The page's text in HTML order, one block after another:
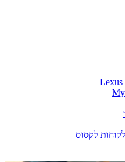
לקסוס